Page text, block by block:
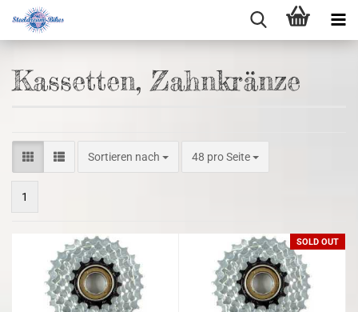
Kassetten, Zahnkränze
Sortieren nach 48 pro Seite
1
SOLD OUT